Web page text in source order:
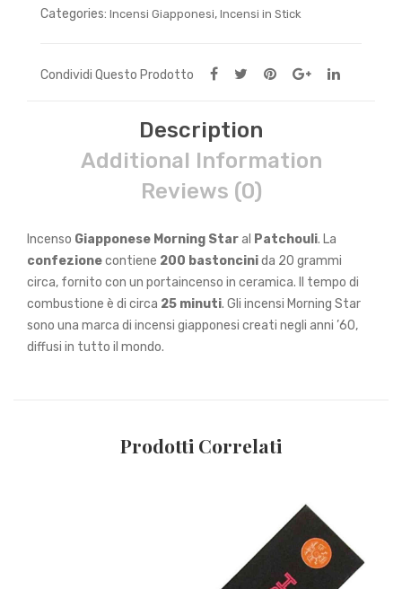
Categories: Incensi Giapponesi, Incensi in Stick
Condividi Questo Prodotto
Description
Additional Information
Reviews (0)
Incenso Giapponese Morning Staral Patchouli. La
confezionecontiene 200 bastoncinida 20 grammi
circa, fornito con un portaincenso in ceramica. Il tempo di
combustione è di circa 25 minuti. Gli incensi Morning Star
sono una marca di incensi giapponesi creati negli anni ’60,
diffusi in tutto il mondo.
Prodotti Correlati